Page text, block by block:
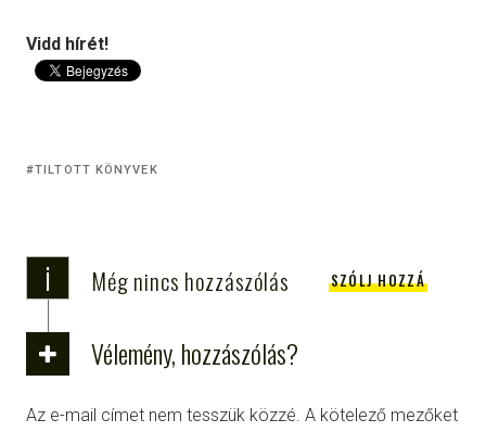
Vidd hírét!
TILTOTT KÖNYVEK
i Még nincs hozzászólás SZÓLJ HOZZÁ
Vélemény, hozzászólás?
Az e-mail címet nem tesszük közzé. A kötelező mezőket